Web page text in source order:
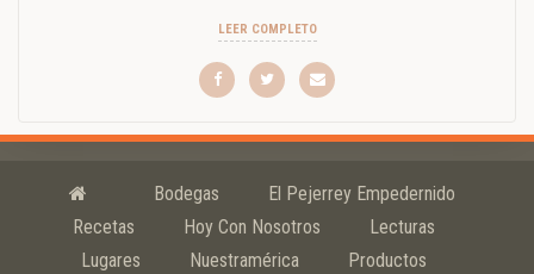
LEER COMPLETO
Bodegas
El Pejerrey Empedernido
Recetas
Hoy Con Nosotros
Lecturas
Lugares
Nuestramérica Productos